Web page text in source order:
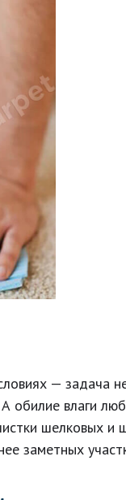
— задача
обилие влаги
шелковых и
заметных